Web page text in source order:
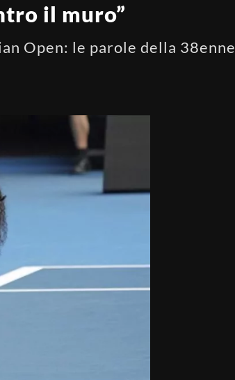
il muro”
Open: le parole della 38enne